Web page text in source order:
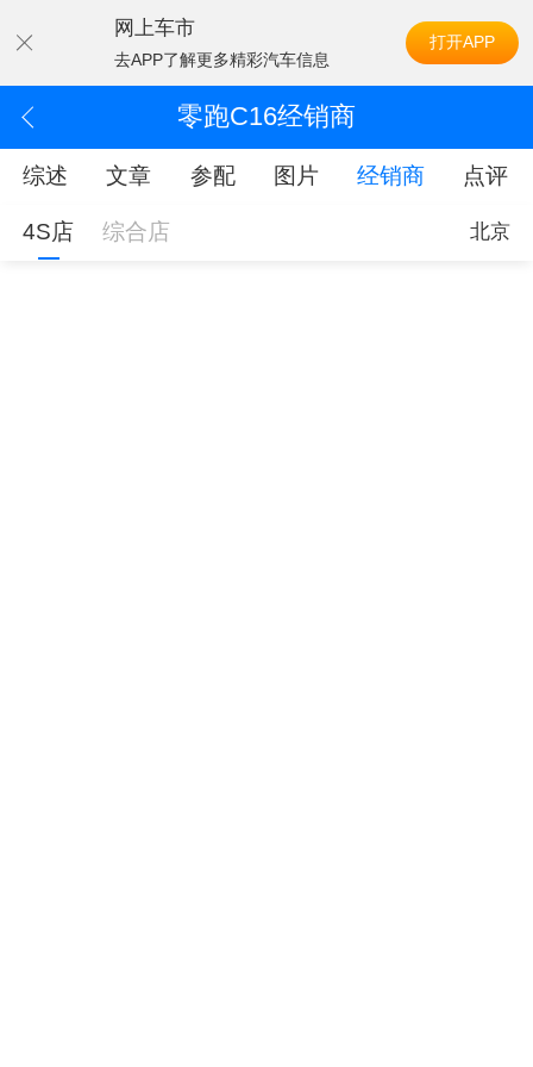
网上车市
去APP了解更多精彩汽车信息
打开APP
零跑C16经销商
综述 文章 参配 图片 经销商 点评
4S店 综合店 北京